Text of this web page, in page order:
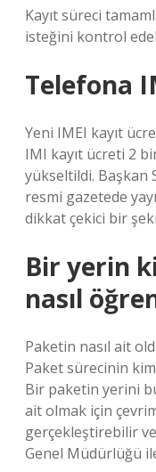
Kayıt süreci
isteğini kontrol
Telefona
Yeni IMEI kayıt
IMI kayıt ücreti 2
yükseltildi. Başkan
resmi gazetede
dikkat çekici bir
Bir yerin
nasıl
Paketin nasıl ait
Paket sürecinin
Bir paketin yerini
ait olmak için
gerçekleştirebilir
Genel Müdürlüğü